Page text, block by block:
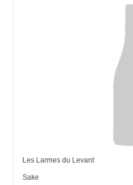
Les Larmes du Levant
Sake